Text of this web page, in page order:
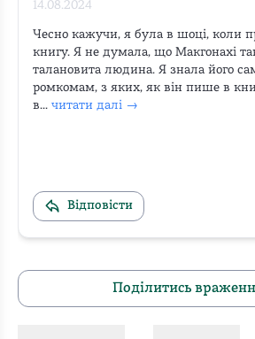
14.08.2024
Чесно кажучи, я була в шоці, коли
книгу. Я не думала, що Макгонахі
талановита людина. Я знала його
ромкомам, з яких, як він пише в
в... читати далі →
Відповісти
Поділитись